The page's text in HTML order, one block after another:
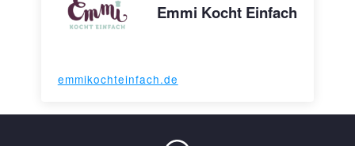
Emmi Kocht Einfach
emmikochteinfach.de